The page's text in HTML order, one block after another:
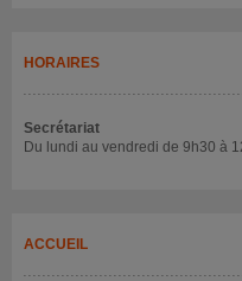
HORAIRES
Secrétariat
Du lundi au vendredi de 9h30 à
ACCUEIL